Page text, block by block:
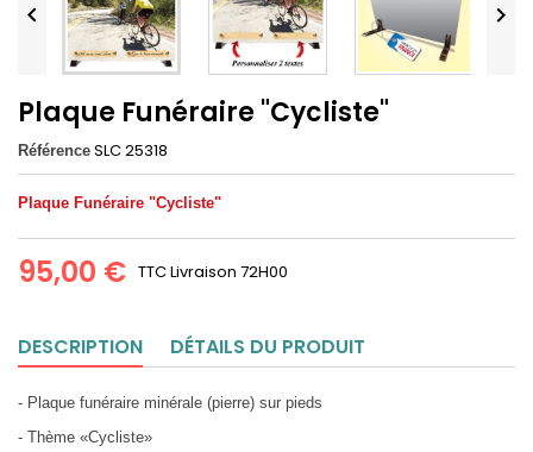
 
Plaque Funéraire "Cycliste"
Référence SLC 25318
Plaque Funéraire "Cycliste"
95,00 € TTCLivraison 72H00
DESCRIPTION DÉTAILS DU PRODUIT
- Plaque funéraire minérale (pierre) sur pieds
- Thème «Cycliste»